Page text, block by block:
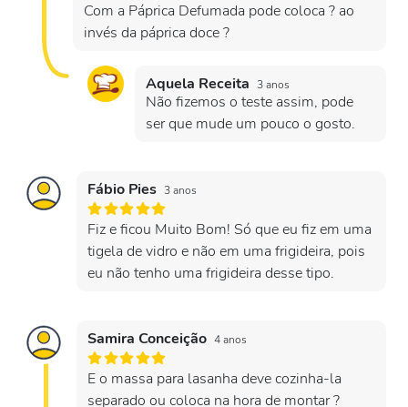
Com a Páprica Defumada pode coloca ? ao
invés da páprica doce ?
Aquela Receita 3 anos
Não fizemos o teste assim, pode
ser que mude um pouco o gosto.
Fábio Pies 3 anos
Fiz e ficou Muito Bom! Só que eu fiz em uma
tigela de vidro e não em uma frigideira, pois
eu não tenho uma frigideira desse tipo.
Samira Conceição 4 anos
E o massa para lasanha deve cozinha-la
separado ou coloca na hora de montar ?